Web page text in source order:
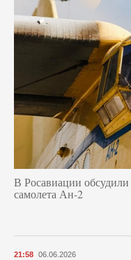
В Росавиации
самолета Ан-2
21:58 06.06.2026